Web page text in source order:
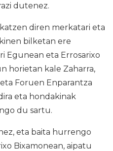
dutenez.
diren merkatari eta
bilketan ere
Egunean eta Errosarixo
horietan kale Zaharra,
Foruen Enparantza
eta hondakinak
du sartu.
eta baita hurrengo
Bixamonean, aipatu